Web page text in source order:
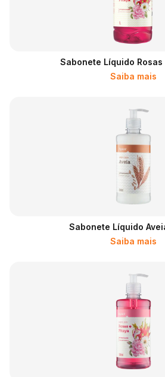
Sabonete Líquido Rosas
Saiba mais
Sabonete Líquido
Saiba mais